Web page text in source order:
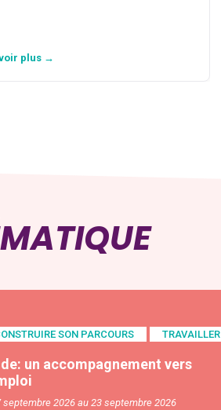
plus →
SON PARCOURS TRAVAILLER
un accompagnement vers
septembre 2026 au 23 septembre 2026